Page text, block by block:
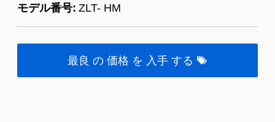
モデル番号: ZLT- HM
最良 の 価格 を 入手 する